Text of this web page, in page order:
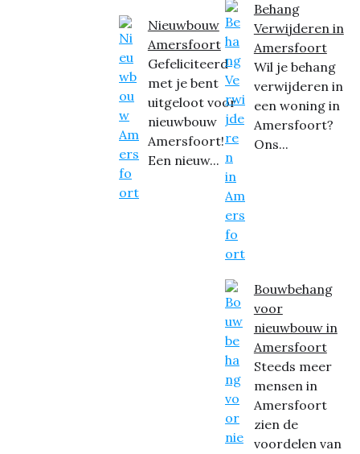
Nieuwbouw
Amersfoort
Gefeliciteerd
met je bent
uitgeloot voor
nieuwbouw
Amersfoort!
Een nieuw...
Behang
Verwijderen in
Amersfoort
Wil je behang
verwijderen in
een woning in
Amersfoort?
Ons...
Bouwbehang
voor
nieuwbouw in
Amersfoort
Steeds meer
mensen in
Amersfoort
zien de
voordelen van